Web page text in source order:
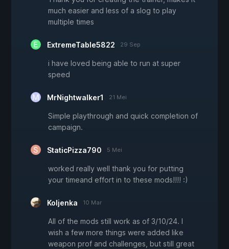
much easier and less of a slog to play
multiple times
ExtremeTable5822 29 Sep
i have loved being able to run at super
speed
MrNightwalker1 21 Mei
Simple playthrough and quick completion of
campaign.
StaticPizza790 5 Mei
worked really well thank you for putting
your timeand effort in to these mods!!!! :)
Koljenka 10 Mar
All of the mods still work as of 3/10/24. I
wish a few more things were added like
weapon prof and challenges, but still great